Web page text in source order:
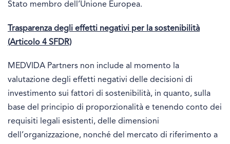
Stato membro dell’Unione Europea.
Trasparenza degli effetti negativi per la sostenibilità
(Articolo 4 SFDR)
MEDVIDA Partners non include al momento la
valutazione degli effetti negativi delle decisioni di
investimento sui fattori di sostenibilità, in quanto, sulla
base del principio di proporzionalità e tenendo conto dei
requisiti legali esistenti, delle dimensioni
dell’organizzazione, nonché del mercato di riferimento a